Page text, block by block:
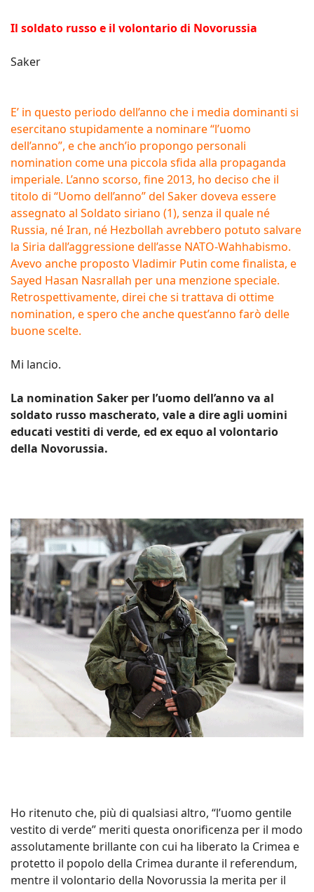
Il soldato russo e il volontario di Novorussia
Saker
E’ in questo periodo dell’anno che i media dominanti si
esercitano stupidamente a nominare “l’uomo
dell’anno”, e che anch’io propongo personali
nomination come una piccola sfida alla propaganda
imperiale. L’anno scorso, fine 2013, ho deciso che il
titolo di “Uomo dell’anno” del Saker doveva essere
assegnato al Soldato siriano (1), senza il quale né
Russia, né Iran, né Hezbollah avrebbero potuto salvare
la Siria dall’aggressione dell’asse NATO-Wahhabismo.
Avevo anche proposto Vladimir Putin come finalista, e
Sayed Hasan Nasrallah per una menzione speciale.
Retrospettivamente, direi che si trattava di ottime
nomination, e spero che anche quest’anno farò delle
buone scelte.
Mi lancio.
La nomination Saker per l’uomo dell’anno va al
soldato russo mascherato, vale a dire agli uomini
educati vestiti di verde, ed ex equo al volontario
della Novorussia.
Ho ritenuto che, più di qualsiasi altro, “l’uomo gentile
vestito di verde” meriti questa onorificenza per il modo
assolutamente brillante con cui ha liberato la Crimea e
protetto il popolo della Crimea durante il referendum,
mentre il volontario della Novorussia la merita per il